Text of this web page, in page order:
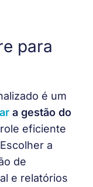
para
é um
a gestão do
eficiente
a
de
e relatórios